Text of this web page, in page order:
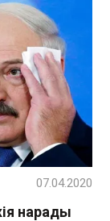
нарады
07.04.2020